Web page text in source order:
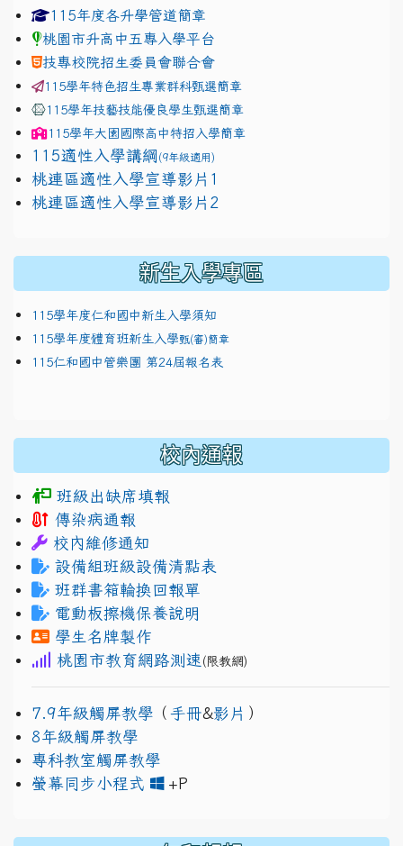
link to https://www.jhjhs.tyc.edu.tw/modules/
115年度各升學管道簡章
桃園市升高中五專入學平台
技專校院招生委員會聯合會
115學年特色招生專業群科甄選簡章
115學年技藝技能優良學生甄選簡章
115學年大園國際高中特招入學簡章
115適性入學講綱 (9年級適用)
link to https://docs.google.com/presentation/d/
桃連區適性入學宣導影片1
link to https://docs.google.com/presentation/d/
桃連區適性入學宣導影片2
新生入學專區
115學年度仁和國中新生入學須知
115學年度體育班新生入學甄(審)簡章
115仁和國中管樂團 第24屆報名表
校內通報
班級出缺席填報
傳染病通報
校內維修通知
設備組班級設備清點表
班群書箱輪換回報單
電動板擦機保養說明
學生名牌製作
桃園市教育網路測速 (限教網)
7.9年級觸屏教學 （ 手冊&影片 ）
8年級觸屏教學
專科教室觸屏教學
螢幕同步小程式
+P